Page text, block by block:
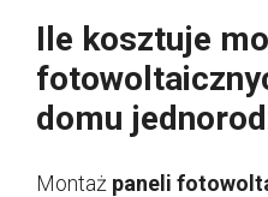
Ile kosztuje
domu
Montaż paneli